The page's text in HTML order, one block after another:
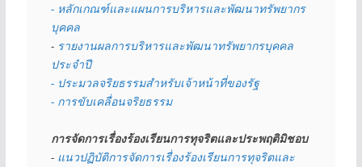
- หลักเกณฑ์และแผนการบริหารและพัฒนาทรัพยากร
บุคคล
- รายงานผลการบริหารและพัฒนาทรัพยากรบุคคล
ประจำปี
- ประมวลจริยธรรมสำหรับเจ้าหน้าที่ของรัฐ
- การขับเคลื่อนจริยธรรม
การจัดการเรื่องร้องเรียนการทุจริตและประพฤติมิชอบ
- แนวปฏิบัติการจัดการเรื่องร้องเรียนการทุจริตและ